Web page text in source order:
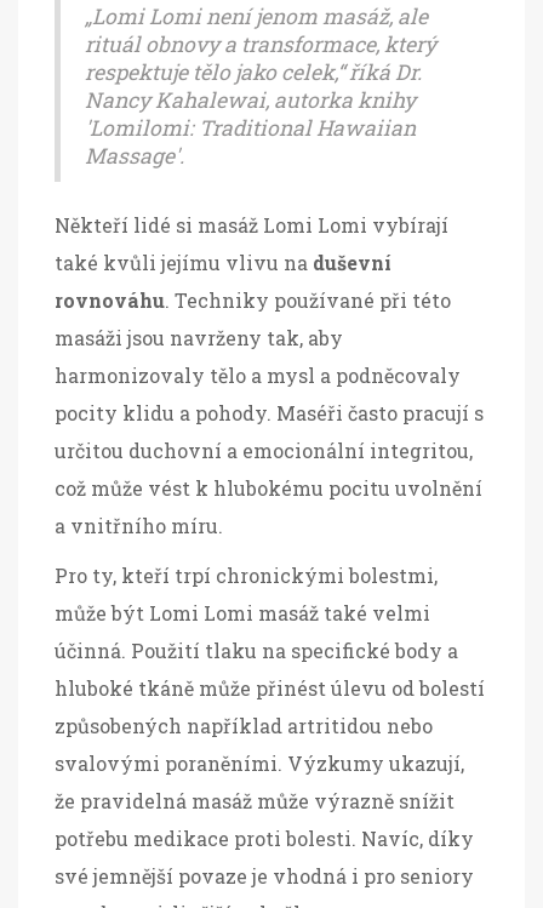
„Lomi Lomi není jenom masáž, ale
rituál obnovy a transformace, který
respektuje tělo jako celek,“ říká Dr.
Nancy Kahalewai, autorka knihy
'Lomilomi: Traditional Hawaiian
Massage'.
Někteří lidé si masáž Lomi Lomi vybírají
také kvůli jejímu vlivu na duševní
rovnováhu. Techniky používané při této
masáži jsou navrženy tak, aby
harmonizovaly tělo a mysl a podněcovaly
pocity klidu a pohody. Maséři často pracují s
určitou duchovní a emocionální integritou,
což může vést k hlubokému pocitu uvolnění
a vnitřního míru.
Pro ty, kteří trpí chronickými bolestmi,
může být Lomi Lomi masáž také velmi
účinná. Použití tlaku na specifické body a
hluboké tkáně může přinést úlevu od bolestí
způsobených například artritidou nebo
svalovými poraněními. Výzkumy ukazují,
že pravidelná masáž může výrazně snížit
potřebu medikace proti bolesti. Navíc, díky
své jemnější povaze je vhodná i pro seniory